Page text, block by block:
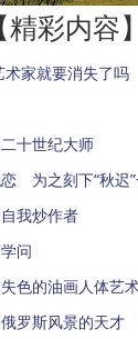
【精彩内容】
家就要消失了吗
十世纪大师
为之刻下“秋迟
我炒作者
问
色的油画人体艺
罗斯风景的天才